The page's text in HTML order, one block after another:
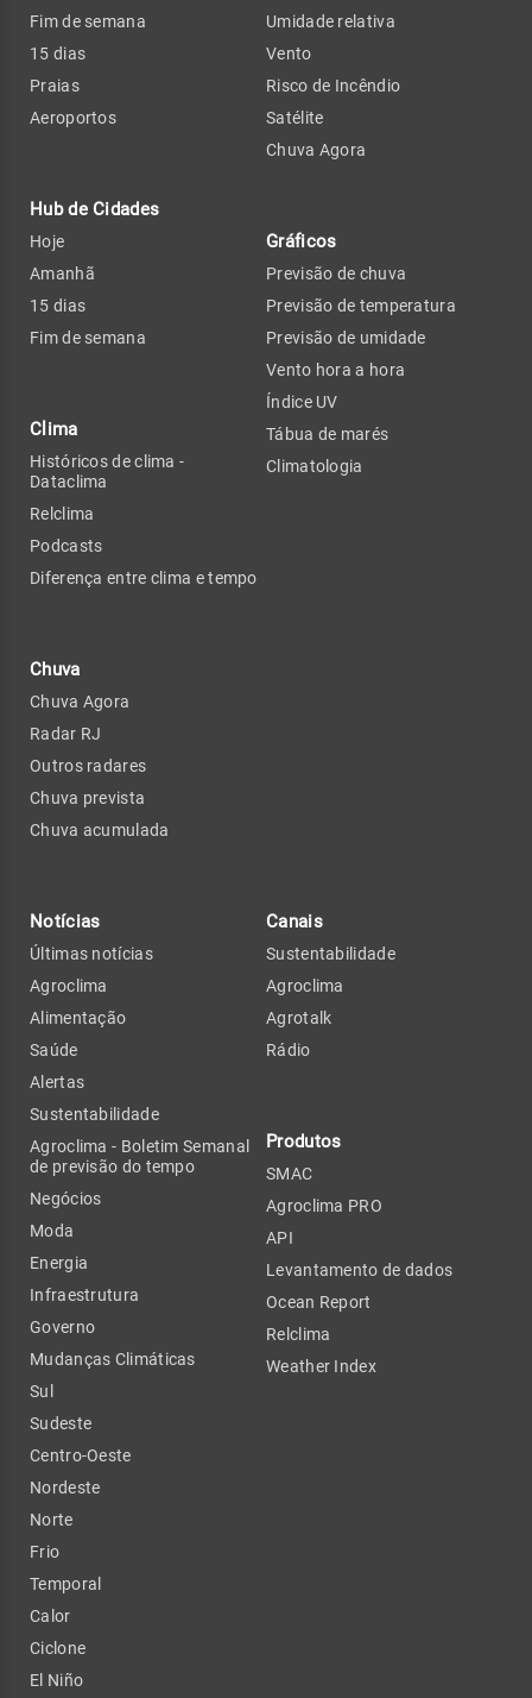
Fim de semana
15 dias
Praias
Aeroportos
Hub de Cidades
Hoje
Amanhã
15 dias
Fim de semana
Clima
Históricos de clima -
Dataclima
Relclima
Podcasts
Diferença entre clima e tempo
Chuva
Chuva Agora
Radar RJ
Outros radares
Chuva prevista
Chuva acumulada
Umidade relativa
Vento
Risco de Incêndio
Satélite
Chuva Agora
Gráficos
Previsão de chuva
Previsão de temperatura
Previsão de umidade
Vento hora a hora
Índice UV
Tábua de marés
Climatologia
Notícias
Últimas notícias
Agroclima
Alimentação
Saúde
Alertas
Sustentabilidade
Agroclima - Boletim Semanal
de previsão do tempo
Negócios
Moda
Energia
Infraestrutura
Governo
Mudanças Climáticas
Sul
Sudeste
Centro-Oeste
Nordeste
Norte
Frio
Temporal
Calor
Ciclone
El Niño
Canais
Sustentabilidade
Agroclima
Agrotalk
Rádio
Produtos
SMAC
Agroclima PRO
API
Levantamento de dados
Ocean Report
Relclima
Weather Index